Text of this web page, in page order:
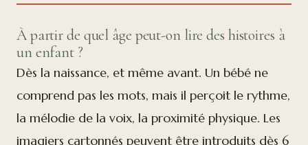
À partir de quel âge peut-on lire des histoires à
un enfant ?
Dès la naissance, et même avant. Un bébé ne
comprend pas les mots, mais il perçoit le rythme,
la mélodie de la voix, la proximité physique. Les
imagiers cartonnés peuvent être introduits dès 6